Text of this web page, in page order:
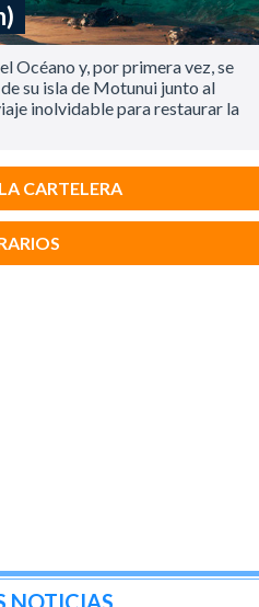
Océano y, por primera vez, se
su isla de Motunui junto al
inolvidable para restaurar la
CARTELERA